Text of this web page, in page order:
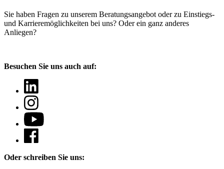
Sie haben Fragen zu unserem Beratungsangebot oder zu Einstiegs-
und Karrieremöglichkeiten bei uns? Oder ein ganz anderes
Anliegen?
Besuchen Sie uns auch auf:
Oder schreiben Sie uns: